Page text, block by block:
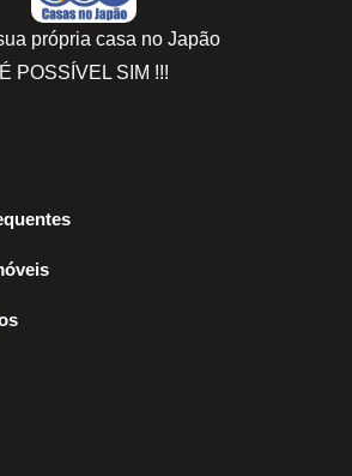
própria casa no Japão
É POSSÍVEL SIM !!!